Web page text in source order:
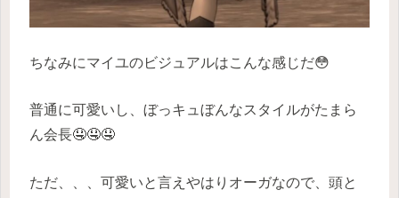
ちなみにマイユのビジュアルはこんな感じだ😳
普通に可愛いし、ぼっキュぼんなスタイルがたまら
ん会長🤤🤤🤤
ただ、、、可愛いと言えやはりオーガなので、頭と